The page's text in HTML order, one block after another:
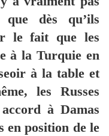
dès qu’ils
le fait que les
à la Turquie en
à la table et
les Russes
à Damas
en position de le